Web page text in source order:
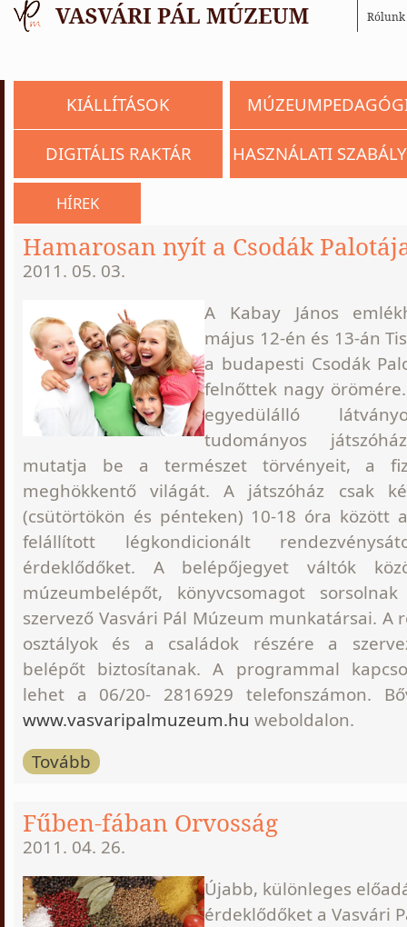
Rólunk
KIÁLLÍTÁSOK
DIGITÁLIS RAKTÁR HASZNÁLATI
HÍREK
Hamarosan nyít a Csodák
2011. 05. 03.
A Kabay János
május 12-én és 13-án
a budapesti Csodák
felnőttek nagy
egyedülálló
tudományos
mutatja be a természet törvényeit, a
meghökkentő világát. A játszóház csak
(csütörtökön és pénteken) 10-18 óra között
felállított légkondicionált
érdeklődőket. A belépőjegyet váltók
múzeumbelépőt, könyvcsomagot
szervező Vasvári Pál Múzeum munkatársai. A
osztályok és a családok részére a
belépőt biztosítanak. A programmal
lehet a 06/20- 2816929 telefonszámon.
www.vasvaripalmuzeum.hu weboldalon.
Tovább
Fűben-fában Orvosság
2011. 04. 26.
Újabb, különleges
érdeklődőket a Vasvári